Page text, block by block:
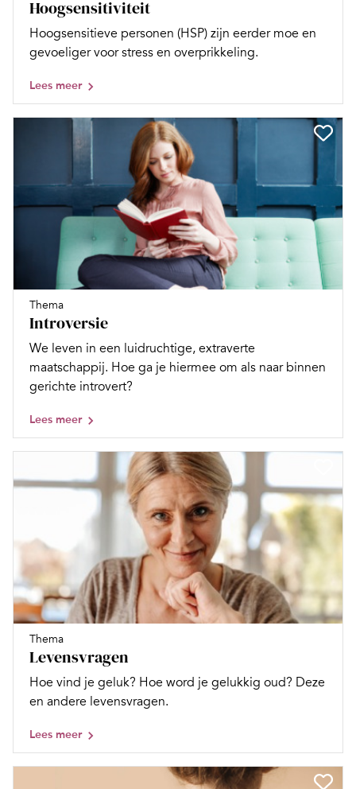
Hoogsensitiviteit
Hoogsensitieve personen (HSP) zijn eerder moe en
gevoeliger voor stress en overprikkeling.
Lees meer
Thema
Introversie
We leven in een luidruchtige, extraverte
maatschappij. Hoe ga je hiermee om als naar binnen
gerichte introvert?
Lees meer
Thema
Levensvragen
Hoe vind je geluk? Hoe word je gelukkig oud? Deze
en andere levensvragen.
Lees meer